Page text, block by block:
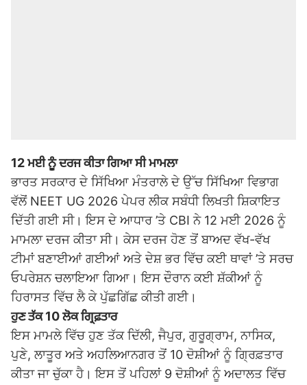
12 ਮਈ ਨੂੰ ਦਰਜ ਕੀਤਾ ਗਿਆ ਸੀ ਮਾਮਲਾ
ਭਾਰਤ ਸਰਕਾਰ ਦੇ ਸਿੱਖਿਆ ਮੰਤਰਾਲੇ ਦੇ ਉੱਚ ਸਿੱਖਿਆ ਵਿਭਾਗ
ਵੱਲੋਂ NEET UG 2026 ਪੇਪਰ ਲੀਕ ਸਬੰਧੀ ਲਿਖਤੀ ਸ਼ਿਕਾਇਤ
ਦਿੱਤੀ ਗਈ ਸੀ। ਇਸ ਦੇ ਆਧਾਰ ’ਤੇ CBI ਨੇ 12 ਮਈ 2026 ਨੂੰ
ਮਾਮਲਾ ਦਰਜ ਕੀਤਾ ਸੀ। ਕੇਸ ਦਰਜ ਹੋਣ ਤੋਂ ਬਾਅਦ ਵੱਖ-ਵੱਖ
ਟੀਮਾਂ ਬਣਾਈਆਂ ਗਈਆਂ ਅਤੇ ਦੇਸ਼ ਭਰ ਵਿੱਚ ਕਈ ਥਾਵਾਂ ’ਤੇ ਸਰਚ
ਓਪਰੇਸ਼ਨ ਚਲਾਇਆ ਗਿਆ। ਇਸ ਦੌਰਾਨ ਕਈ ਸ਼ੱਕੀਆਂ ਨੂੰ
ਹਿਰਾਸਤ ਵਿੱਚ ਲੈ ਕੇ ਪੁੱਛਗਿੱਛ ਕੀਤੀ ਗਈ।
ਹੁਣ ਤੱਕ 10 ਲੋਕ ਗ੍ਰਿਫ਼ਤਾਰ
ਇਸ ਮਾਮਲੇ ਵਿੱਚ ਹੁਣ ਤੱਕ ਦਿੱਲੀ, ਜੈਪੁਰ, ਗੁਰੂਗ੍ਰਾਮ, ਨਾਸਿਕ,
ਪੁਣੇ, ਲਾਤੂਰ ਅਤੇ ਅਹਲਿਆਨਗਰ ਤੋਂ 10 ਦੋਸ਼ੀਆਂ ਨੂੰ ਗ੍ਰਿਫ਼ਤਾਰ
ਕੀਤਾ ਜਾ ਚੁੱਕਾ ਹੈ। ਇਸ ਤੋਂ ਪਹਿਲਾਂ 9 ਦੋਸ਼ੀਆਂ ਨੂੰ ਅਦਾਲਤ ਵਿੱਚ